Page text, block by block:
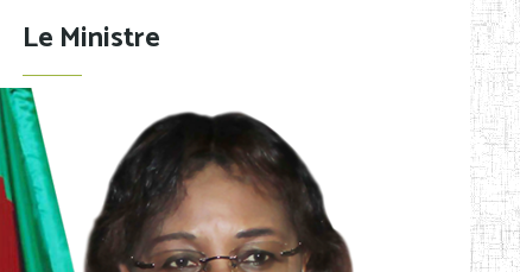
Demande de subvention
Le Ministre